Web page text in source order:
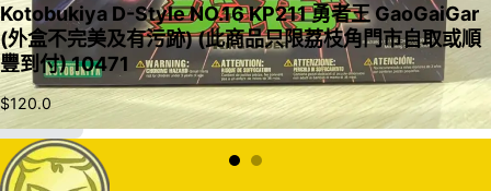
入購物車
Kotobukiya D-Style NO.16 KP211 勇者王 GaoGaiGar
(外盒不完美及有污跡) (此商品只限荔枝角門市自取或順
豐到付) 10471
$120.0